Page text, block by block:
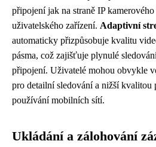
připojení jak na straně IP
uživatelského zařízení. Adaptivní
automaticky přizpůsobuje kvalitu
pásma, což zajišťuje plynulé
připojení. Uživatelé mohou obvykle
pro detailní sledování a nižší kvalitou
používání mobilních sítí.
Ukládání a zálohování